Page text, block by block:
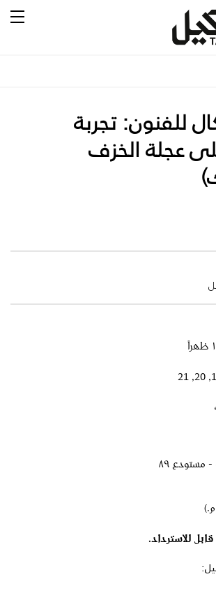
للفنون: تجربة
عجلة الخزف
مستودع ٨٩
للاسترداد.